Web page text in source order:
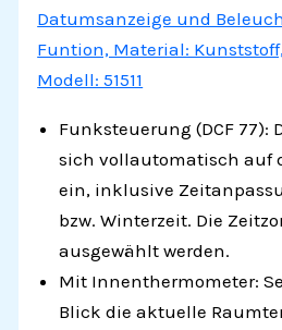
Datumsanzeige und
Funtion, Material:
Modell: 51511
Funksteuerung (DCF 77):
sich vollautomatisch auf
ein, inklusive
bzw. Winterzeit. Die
ausgewählt werden.
Mit Innenthermometer:
Blick die aktuelle